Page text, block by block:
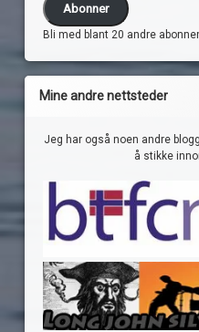
Abonner
Bli med blant 20 andre
Mine andre nettsteder
Jeg har også noen andre
å stikke